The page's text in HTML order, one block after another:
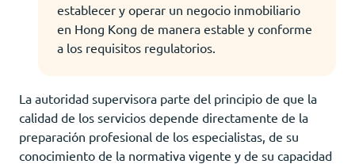
establecer y operar un negocio inmobiliario
en Hong Kong de manera estable y conforme
a los requisitos regulatorios.
La autoridad supervisora parte del principio de que la
calidad de los servicios depende directamente de la
preparación profesional de los especialistas, de su
conocimiento de la normativa vigente y de su capacidad